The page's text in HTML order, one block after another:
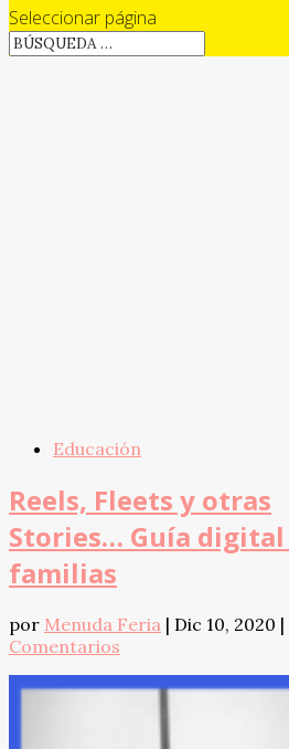
Seleccionar página
Educación
Reels, Fleets y otras
Stories… Guía digital
familias
por Menuda Feria | Dic 10, 2020 |
Comentarios